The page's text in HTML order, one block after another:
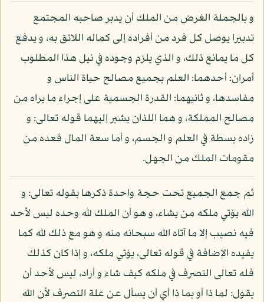
و بالجملة الغرض من الملك أن يدبر صاحبه المجتمع
تدبيرا يوصل كل فرد من أفراده إلى كماله اللائق به، و يدفع
كل ما يمانع ذلك، و الذي يلزم وجوده في نيل هذا المطلوب
أمران: أحدهما: العلم بجميع مصالح حياة الناس و
مفاسدها، و ثانيهما: القدرة الجسمية على إجراء ما يراه من
مصالح المملكة، و هما اللذان يشير إليهما قوله تعالى: و
زاده بسطة في العلم و الجسم، و أما سعة المال فعده من
مقومات الملك من الجهل.
ثم جمع الجميع تحت حجة واحدة ذكرها بقوله تعالى: و
الله يؤتي ملكه من يشاء، و هو أن الملك لله وحده ليس لأحد
فيه نصيب إلا ما آتاه الله سبحانه منه و هو مع ذلك لله كما
يفيده الإضافة في قوله تعالى، يؤتي ملكه، و إذا كان كذلك
فله تعالى التصرف في ملكه كيف شاء و أراد، ليس لأحد أن
يقول: لما ذا أو بما ذا أي أن يسأل عن علة التصرف لأن الله